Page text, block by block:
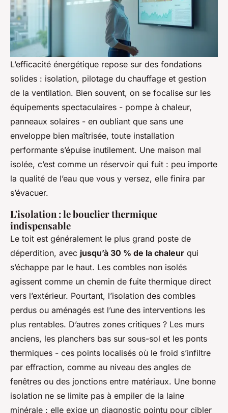
L’efficacité énergétique repose sur des fondations
solides : isolation, pilotage du chauffage et gestion
de la ventilation. Bien souvent, on se focalise sur les
équipements spectaculaires - pompe à chaleur,
panneaux solaires - en oubliant que sans une
enveloppe bien maîtrisée, toute installation
performante s’épuise inutilement. Une maison mal
isolée, c’est comme un réservoir qui fuit : peu importe
la qualité de l’eau que vous y versez, elle finira par
s’évacuer.
L'isolation : le bouclier thermique
indispensable
Le toit est généralement le plus grand poste de
déperdition, avec jusqu’à 30 % de la chaleur qui
s’échappe par le haut. Les combles non isolés
agissent comme un chemin de fuite thermique direct
vers l’extérieur. Pourtant, l’isolation des combles
perdus ou aménagés est l’une des interventions les
plus rentables. D’autres zones critiques ? Les murs
anciens, les planchers bas sur sous-sol et les ponts
thermiques - ces points localisés où le froid s’infiltre
par effraction, comme au niveau des angles de
fenêtres ou des jonctions entre matériaux. Une bonne
isolation ne se limite pas à empiler de la laine
minérale : elle exige un diagnostic pointu pour cibler